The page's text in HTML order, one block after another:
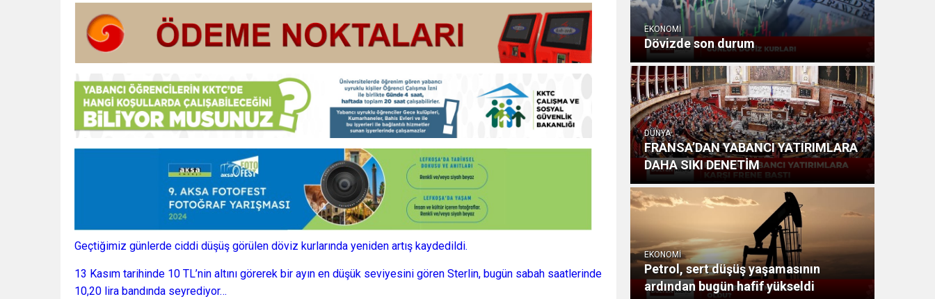
Geçtiğimiz günlerde ciddi düşüş görülen döviz kurlarında yeniden artış kaydedildi.
13 Kasım tarihinde 10 TL’nin altını görerek bir ayın en düşük seviyesini gören Sterlin, bugün sabah saatlerinde
10,20 lira bandında seyrediyor…
EKONOMİ
Dövizde son durum
DÜNYA
FRANSA’DAN YABANCI YATIRIMLARA
DAHA SIKI DENETİM
EKONOMİ
Petrol, sert düşüş yaşamasının
ardından bugün hafif yükseldi